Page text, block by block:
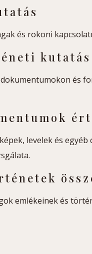
és rokoni
kutatás
és
levelek és egyéb
emlékeinek és